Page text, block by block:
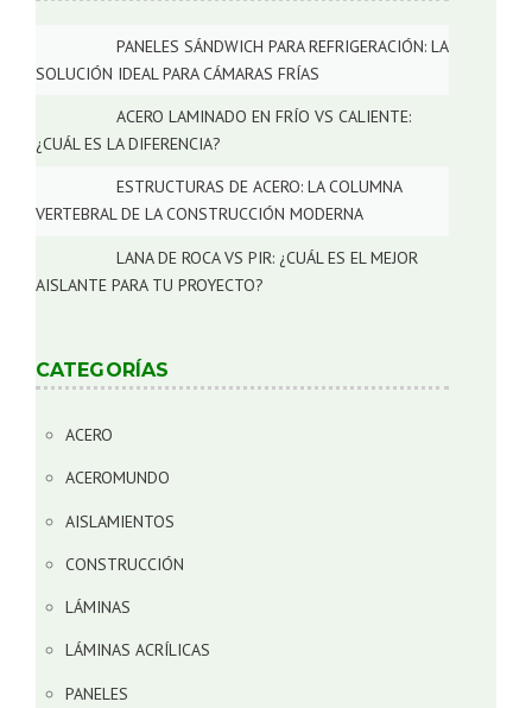
PANELES SÁNDWICH PARA REFRIGERACIÓN: LA
SOLUCIÓN IDEAL PARA CÁMARAS FRÍAS
ACERO LAMINADO EN FRÍO VS CALIENTE:
¿CUÁL ES LA DIFERENCIA?
ESTRUCTURAS DE ACERO: LA COLUMNA
VERTEBRAL DE LA CONSTRUCCIÓN MODERNA
LANA DE ROCA VS PIR: ¿CUÁL ES EL MEJOR
AISLANTE PARA TU PROYECTO?
CATEGORÍAS
ACERO
ACEROMUNDO
AISLAMIENTOS
CONSTRUCCIÓN
LÁMINAS
LÁMINAS ACRÍLICAS
PANELES